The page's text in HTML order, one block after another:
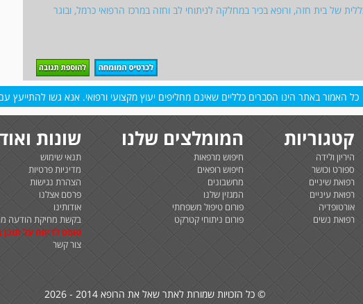
של בית חזה, ורופא בכיר במחלקה לניתוחי לב וחזה במרכז הרפואי כרמל, ובוגר
כל האמור באתר הינו הסברים כלליים שאינם מחליפים יעוץ מקצועי ורפואי. אנא גשו להתייעץ
קטגוריות
היריון ולידה
ספורט וכושר
רפואת שיניים
רפואת עיניים
אורטופדיה
רפואת נשים
המומלצים שלנו
חיפוש מרפאות
חיפוש רופאים
מחשבונים
המגזין שלנו
פורום טיפול משפחתי
פורום ניתוחי קטרקט
שונות
תנאי שימוש
מדיניות פרטיות
הצהרת נגישות
פרסם אצלנו
אודותינו
בקשת מחיקת הודעה
טופס לדיווח על תוכן
צור קשר
© כל הזכויות שמורות לאתר שאל את הרופא 2014 - 2026